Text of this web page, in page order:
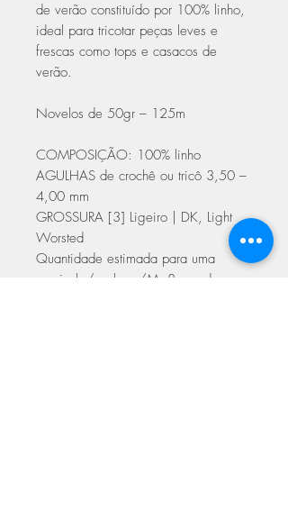
de verão constituído por 100% linho,
ideal para tricotar peças leves e
frescas como tops e casacos de
verão.
Novelos de 50gr – 125m
COMPOSIÇÃO: 100% linho
AGULHAS de crochê ou tricô 3,50 –
4,00 mm
GROSSURA [3] Ligeiro | DK, Light
Worsted
Quantidade estimada para uma
camisola/senhora/M: 8 meadas.